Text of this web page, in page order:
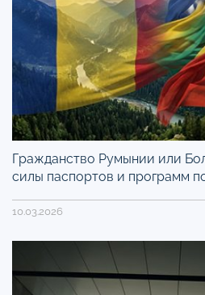
Гражданство Румынии или
силы паспортов и программ
10.03.2026